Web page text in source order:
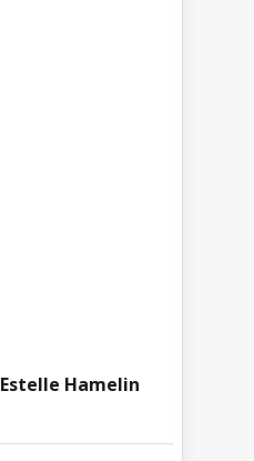
Estelle Hamelin